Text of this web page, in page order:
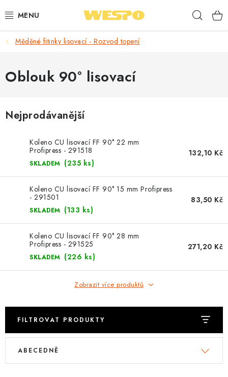
na
ARMATURY PRO TOPENÍ A VODU
TOPENÍ A OHŘEV VODY
VODOINSTALACE
NÁŘADÍ
⭐ NEJLÉPE HODNOCENÉ
🏷️ VÝPRODEJ
🎁 ODMĚNY ZA BODY
KONTAKT
TOPENÁŘSKÁ AKADEMIE
OBCHODNÍ PODMÍNKY
Měděné fitinky lisovací - Rozvod topení
Oblouk 90° lisovací
Nejprodávanější
Koleno CU lisovací FF 90° 22 mm
Profipress - 291518
SKLADEM (235 ks)
132,10 Kč
Koleno CU lisovací FF 90° 15 mm Profipress
- 291501
SKLADEM (133 ks)
83,50 Kč
Koleno CU lisovací FF 90° 28 mm
Profipress - 291525
SKLADEM (226 ks)
271,20 Kč
Zobrazit více produktů
FILTROVAT PRODUKTY
V
Ř ABECEDNĚ